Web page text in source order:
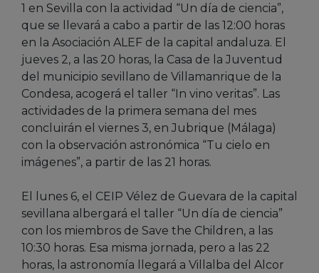
1 en Sevilla con la actividad “Un día de ciencia”,
que se llevará a cabo a partir de las 12:00 horas
en la Asociación ALEF de la capital andaluza. El
jueves 2, a las 20 horas, la Casa de la Juventud
del municipio sevillano de Villamanrique de la
Condesa, acogerá el taller “In vino veritas”. Las
actividades de la primera semana del mes
concluirán el viernes 3, en Jubrique (Málaga)
con la observación astronómica “Tu cielo en
imágenes”, a partir de las 21 horas.
El lunes 6, el CEIP Vélez de Guevara de la capital
sevillana albergará el taller “Un día de ciencia”
con los miembros de Save the Children, a las
10:30 horas. Esa misma jornada, pero a las 22
horas, la astronomía llegará a Villalba del Alcor